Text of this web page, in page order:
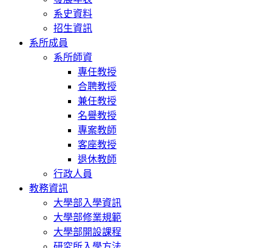
系史資料
招生資訊
系所成員
系所師資
專任教授
合聘教授
兼任教授
名譽教授
專案教師
客座教授
退休教師
行政人員
教務資訊
大學部入學資訊
大學部修業規範
大學部開設課程